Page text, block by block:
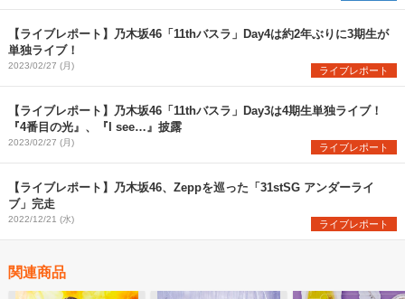
【ライブレポート】乃木坂46「11thバスラ」Day4は約2年ぶりに3期生が
単独ライブ！
2023/02/27 (月) ライブレポート
【ライブレポート】乃木坂46「11thバスラ」Day3は4期生単独ライブ！
『4番目の光』、『I see…』披露
2023/02/27 (月) ライブレポート
【ライブレポート】乃木坂46、Zeppを巡った「31stSG アンダーライ
ブ」完走
2022/12/21 (水) ライブレポート
関連商品